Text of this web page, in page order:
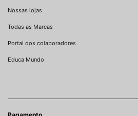
Nossas lojas
Todas as Marcas
Portal dos colaboradores
Educa Mundo